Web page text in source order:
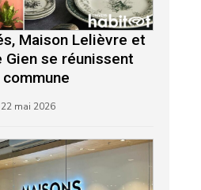
Maison Lelièvre et
Gien se réunissent
22 mai 2026